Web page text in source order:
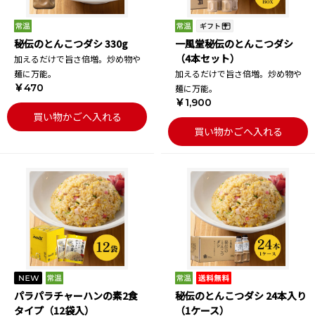
秘伝のとんこつダシ 330g
加えるだけで旨さ倍増。炒め物や
麺に万能。
￥470
買い物かごへ入れる
一風堂秘伝のとんこつダシ
（4本セット）
加えるだけで旨さ倍増。炒め物や
麺に万能。
￥1,900
買い物かごへ入れる
パラパラチャーハンの素2食
タイプ（12袋入）
秘伝のとんこつダシ 24本入り
（1ケース）